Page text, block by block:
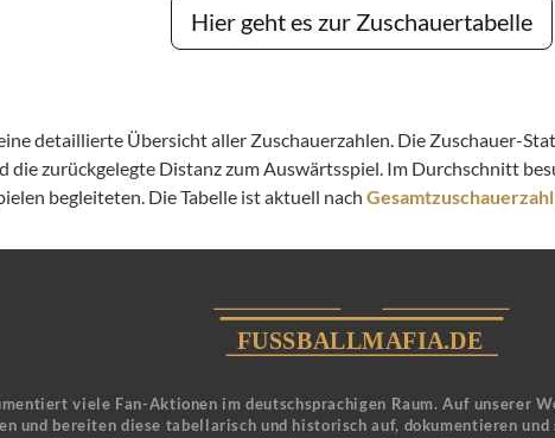
Hier geht es zur Zuschauertabelle
detaillierte Übersicht aller Zuschauerzahlen. Die Zuschauer-
die zurückgelegte Distanz zum Auswärtsspiel. Im Durchschnitt
begleiteten. Die Tabelle ist aktuell nach Gesamtzuschauerzahl
viele Fan-Aktionen im deutschsprachigen Raum. Auf unserer
und bereiten diese tabellarisch und historisch auf, dokumentieren